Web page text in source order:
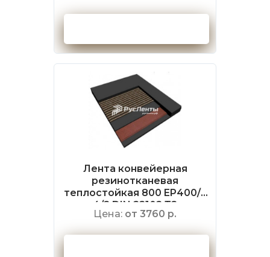
Лента конвейерная
резинотканевая
теплостойкая 800 EP400/3
4/2 DIN 22102 Т2
Цена: от 3760 р.